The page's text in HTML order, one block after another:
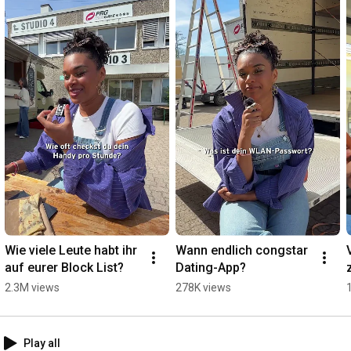
Welche WG hat die beste Kommunikation? Wer schafft es, auch
unter Stress zusammenzuarbeiten? Und wer gewinnt am Ende
ein Jahr lang stabiles DSL von congstar? All das und noch mehr
erfahrt ihr hier!
Alle Infos zu congstar Zuhause: congstar.de/zuhause
#Parshad#congstarZuhause#WGGames#Teamwork
#WGLife
#Challenge#DSL#Internet#WGChallenge
Wie viele Leute habt ihr
auf eurer Block List?
2.3M views
Wann endlich congstar
Dating-App?
278K views
Play all